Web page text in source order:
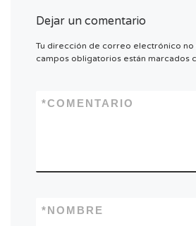
Dejar un comentario
Tu dirección de correo electrónico no
campos obligatorios están marcados
COMENTARIO
*
NOMBRE
*